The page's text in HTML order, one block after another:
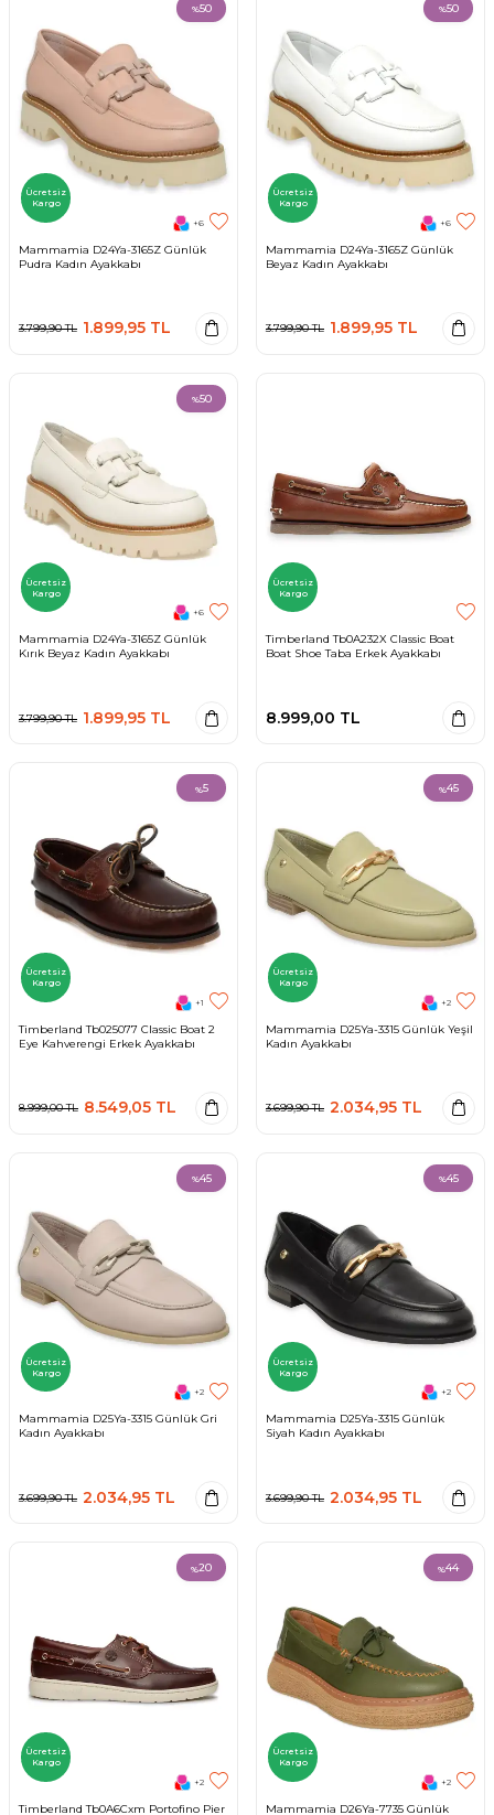
%50
Ücretsiz
Kargo
+6
Mammamia D24Ya-3165Z Günlük
Pudra Kadın Ayakkabı
3.799,90TL 1.899,95 TL
%50
Ücretsiz
Kargo
+6
Mammamia D24Ya-3165Z Günlük
Beyaz Kadın Ayakkabı
3.799,90TL 1.899,95 TL
%50
Ücretsiz
Kargo
+6
Mammamia D24Ya-3165Z Günlük
Kırık Beyaz Kadın Ayakkabı
3.799,90TL 1.899,95 TL
Ücretsiz
Kargo
Timberland Tb0A232X Classic Boat
Boat Shoe Taba Erkek Ayakkabı
8.999,00 TL
%5
Ücretsiz
Kargo
+1
Timberland Tb025077 Classic Boat 2
Eye Kahverengi Erkek Ayakkabı
8.999,00TL 8.549,05 TL
%45
Ücretsiz
Kargo
+2
Mammamia D25Ya-3315 Günlük Yeşil
Kadın Ayakkabı
3.699,90TL 2.034,95 TL
%45
Ücretsiz
Kargo
+2
Mammamia D25Ya-3315 Günlük Gri
Kadın Ayakkabı
3.699,90TL 2.034,95 TL
%45
Ücretsiz
Kargo
+2
Mammamia D25Ya-3315 Günlük
Siyah Kadın Ayakkabı
3.699,90TL 2.034,95 TL
%20
Ücretsiz
Kargo
+2
Timberland Tb0A6Cxm Portofino Pier
%44
Ücretsiz
Kargo
+2
Mammamia D26Ya-7735 Günlük